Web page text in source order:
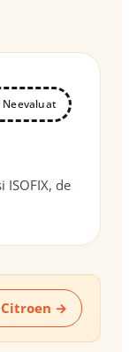
Neevaluat
de
→